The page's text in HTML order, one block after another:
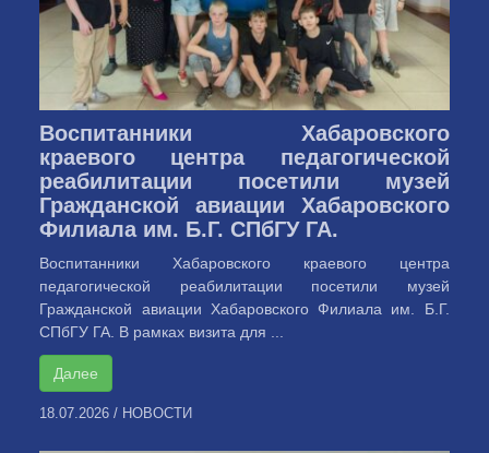
Воспитанники Хабаровского
краевого центра педагогической
реабилитации посетили музей
Гражданской авиации Хабаровского
Филиала им. Б.Г. СПбГУ ГА.
Воспитанники Хабаровского краевого центра
педагогической реабилитации посетили музей
Гражданской авиации Хабаровского Филиала им. Б.Г.
СПбГУ ГА. В рамках визита для ...
Далее
18.07.2026 / НОВОСТИ